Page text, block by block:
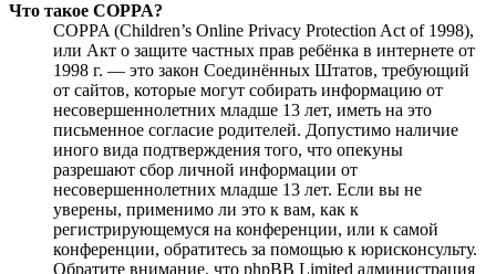
Что такое COPPA?
COPPA (Children’s Online Privacy Protection Act of 1998),
или Акт о защите частных прав ребёнка в интернете от
1998 г. — это закон Соединённых Штатов, требующий
от сайтов, которые могут собирать информацию от
несовершеннолетних младше 13 лет, иметь на это
письменное согласие родителей. Допустимо наличие
иного вида подтверждения того, что опекуны
разрешают сбор личной информации от
несовершеннолетних младше 13 лет. Если вы не
уверены, применимо ли это к вам, как к
регистрирующемуся на конференции, или к самой
конференции, обратитесь за помощью к юрисконсульту.
Обратите внимание, что phpBB Limited администрация